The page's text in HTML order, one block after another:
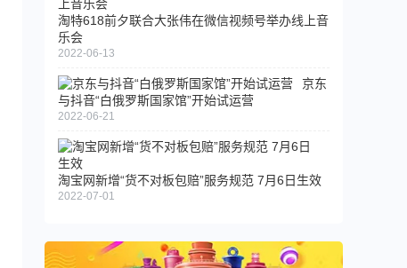
淘特618前夕联合大张伟在微信视频号举办线上音
乐会
2022-06-13
京东
与抖音“白俄罗斯国家馆”开始试运营
2022-06-21
淘宝网新增“货不对板包赔”服务规范 7月6日生效
2022-07-01